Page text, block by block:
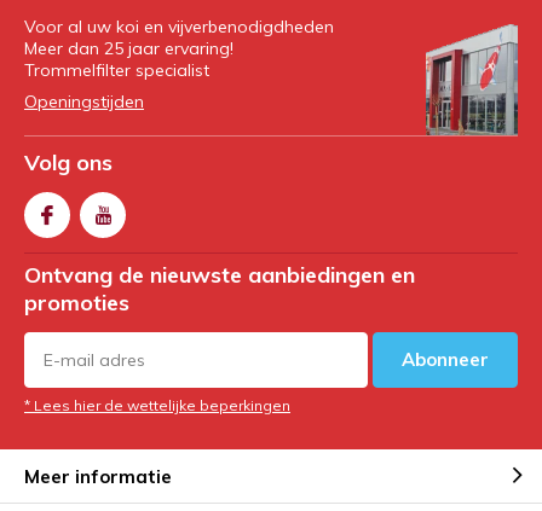
Voor al uw koi en vijverbenodigdheden
Meer dan 25 jaar ervaring!
Trommelfilter specialist
Openingstijden
Volg ons
Ontvang de nieuwste aanbiedingen en
promoties
Abonneer
* Lees hier de wettelijke beperkingen
Meer informatie